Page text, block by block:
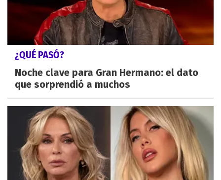
¿QUÉ PASÓ?
Noche clave para Gran Hermano: el dato
que sorprendió a muchos